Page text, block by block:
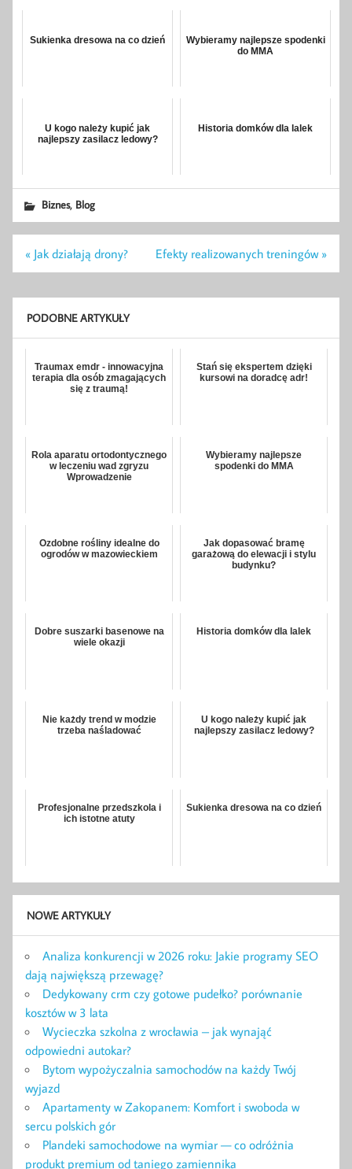
Sukienka dresowa na co dzień
Wybieramy najlepsze spodenki
do MMA
U kogo należy kupić jak
najlepszy zasilacz ledowy?
Historia domków dla lalek
Biznes, Blog
Nawigacja
wpisu
« Jak działają drony? Efekty realizowanych treningów »
PODOBNE ARTYKUŁY
Traumax emdr - innowacyjna
terapia dla osób zmagających
się z traumą!
Stań się ekspertem dzięki
kursowi na doradcę adr!
Rola aparatu ortodontycznego
w leczeniu wad zgryzu
Wprowadzenie
Wybieramy najlepsze
spodenki do MMA
Ozdobne rośliny idealne do
ogrodów w mazowieckiem
Jak dopasować bramę
garażową do elewacji i stylu
budynku?
Dobre suszarki basenowe na
wiele okazji
Historia domków dla lalek
Nie każdy trend w modzie
trzeba naśladować
U kogo należy kupić jak
najlepszy zasilacz ledowy?
Profesjonalne przedszkola i
ich istotne atuty
Sukienka dresowa na co dzień
NOWE ARTYKUŁY
Analiza konkurencji w 2026 roku: Jakie programy SEO
dają największą przewagę?
Dedykowany crm czy gotowe pudełko? porównanie
kosztów w 3 lata
Wycieczka szkolna z wrocławia – jak wynająć
odpowiedni autokar?
Bytom wypożyczalnia samochodów na każdy Twój
wyjazd
Apartamenty w Zakopanem: Komfort i swoboda w
sercu polskich gór
Plandeki samochodowe na wymiar — co odróżnia
produkt premium od taniego zamiennika